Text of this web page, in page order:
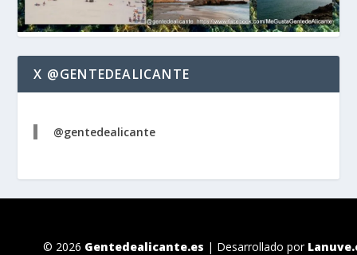
X @GENTEDEALICANTE
@gentedealicante
© 2026 Gentedealicante.es | Desarrollado por